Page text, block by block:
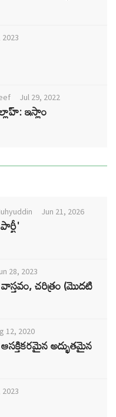
2023
Jul 29, 2022
ఇస్లాం
Jun 21, 2026
28, 2023
చరిత్రం (మొదటి
12, 2020
అద్భుతమైన
2023